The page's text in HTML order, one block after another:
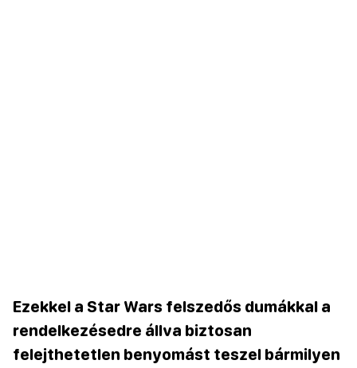
Ezekkel a Star Wars felszedős dumákkal a
rendelkezésedre állva biztosan
felejthetetlen benyomást teszel bármilyen